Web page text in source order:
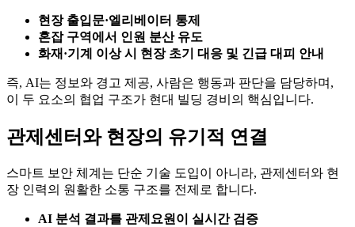
현장 출입문·엘리베이터 통제
혼잡 구역에서 인원 분산 유도
화재·기계 이상 시 현장 초기 대응 및 긴급 대피 안내
즉, AI는 정보와 경고 제공, 사람은 행동과 판단을 담당하며,
이 두 요소의 협업 구조가 현대 빌딩 경비의 핵심입니다.
관제센터와 현장의 유기적 연결
스마트 보안 체계는 단순 기술 도입이 아니라, 관제센터와 현
장 인력의 원활한 소통 구조를 전제로 합니다.
AI 분석 결과를 관제요원이 실시간 검증